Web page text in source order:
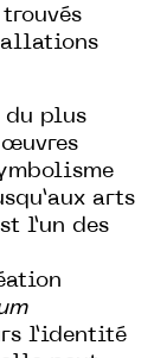
du plus
arts
l’un des
l’identité